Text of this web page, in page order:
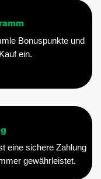
Bonuspunkte und
ein.
eine sichere Zahlung
gewährleistet.